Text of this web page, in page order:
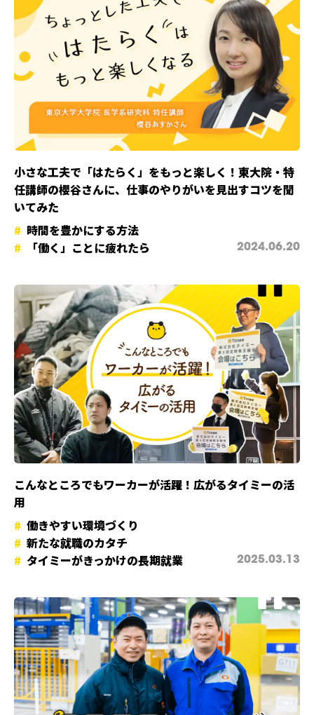
小さな工夫で「はたらく」をもっと楽しく！東大院・特
任講師の櫻谷さんに、仕事のやりがいを見出すコツを聞
いてみた
時間を豊かにする方法
「働く」ことに疲れたら
2024.06.20
こんなところでもワーカーが活躍！広がるタイミーの活
用
働きやすい環境づくり
新たな就職のカタチ
タイミーがきっかけの長期就業
2025.03.13